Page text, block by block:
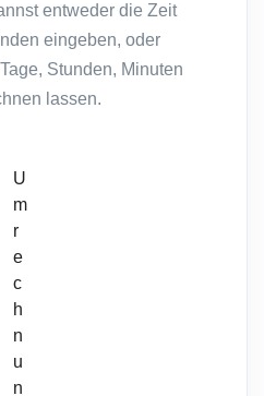
entweder die Zeit
eingeben, oder
Stunden, Minuten
lassen.
U
m
r
e
c
h
n
u
n